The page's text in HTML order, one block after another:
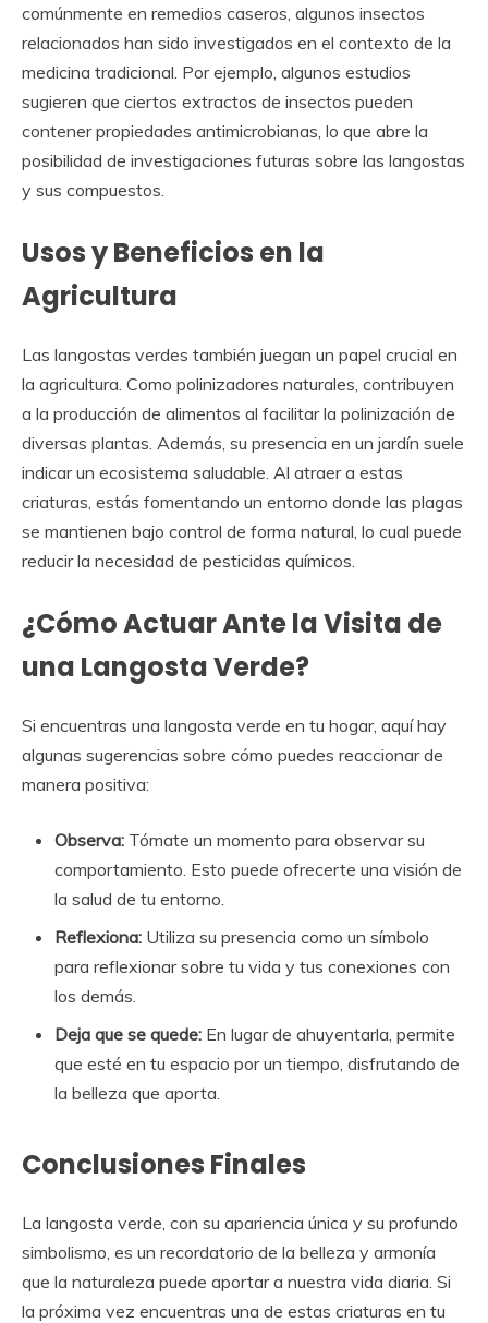
comúnmente en remedios caseros, algunos insectos
relacionados han sido investigados en el contexto de la
medicina tradicional. Por ejemplo, algunos estudios
sugieren que ciertos extractos de insectos pueden
contener propiedades antimicrobianas, lo que abre la
posibilidad de investigaciones futuras sobre las langostas
y sus compuestos.
Usos y Beneficios en la
Agricultura
Las langostas verdes también juegan un papel crucial en
la agricultura. Como polinizadores naturales, contribuyen
a la producción de alimentos al facilitar la polinización de
diversas plantas. Además, su presencia en un jardín suele
indicar un ecosistema saludable. Al atraer a estas
criaturas, estás fomentando un entorno donde las plagas
se mantienen bajo control de forma natural, lo cual puede
reducir la necesidad de pesticidas químicos.
¿Cómo Actuar Ante la Visita de
una Langosta Verde?
Si encuentras una langosta verde en tu hogar, aquí hay
algunas sugerencias sobre cómo puedes reaccionar de
manera positiva:
Observa: Tómate un momento para observar su
comportamiento. Esto puede ofrecerte una visión de
la salud de tu entorno.
Reflexiona: Utiliza su presencia como un símbolo
para reflexionar sobre tu vida y tus conexiones con
los demás.
Deja que se quede: En lugar de ahuyentarla, permite
que esté en tu espacio por un tiempo, disfrutando de
la belleza que aporta.
Conclusiones Finales
La langosta verde, con su apariencia única y su profundo
simbolismo, es un recordatorio de la belleza y armonía
que la naturaleza puede aportar a nuestra vida diaria. Si
la próxima vez encuentras una de estas criaturas en tu